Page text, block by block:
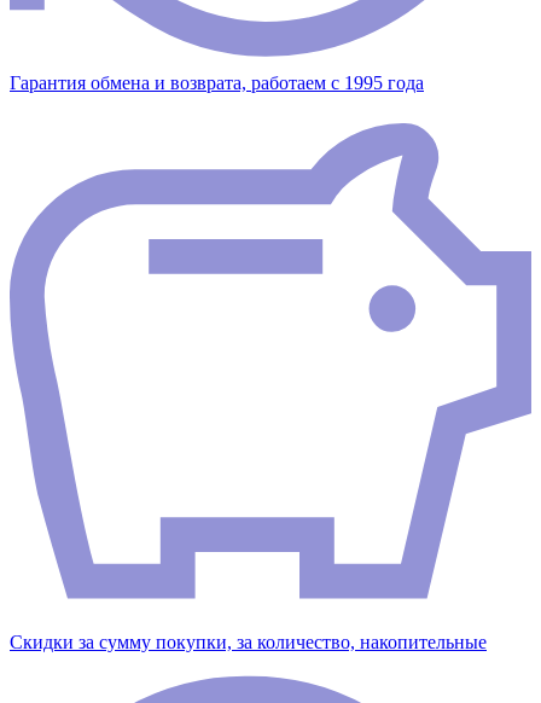
Гарантия обмена и возврата, работаем с 1995 года
Скидки за сумму покупки, за количество, накопительные